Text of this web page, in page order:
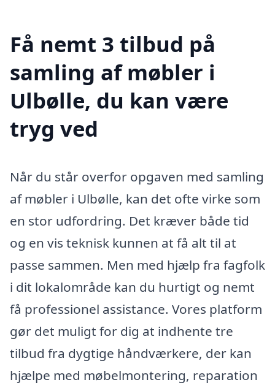
Få nemt 3 tilbud på
samling af møbler i
Ulbølle, du kan være
tryg ved
Når du står overfor opgaven med samling
af møbler i Ulbølle, kan det ofte virke som
en stor udfordring. Det kræver både tid
og en vis teknisk kunnen at få alt til at
passe sammen. Men med hjælp fra fagfolk
i dit lokalområde kan du hurtigt og nemt
få professionel assistance. Vores platform
gør det muligt for dig at indhente tre
tilbud fra dygtige håndværkere, der kan
hjælpe med møbelmontering, reparation